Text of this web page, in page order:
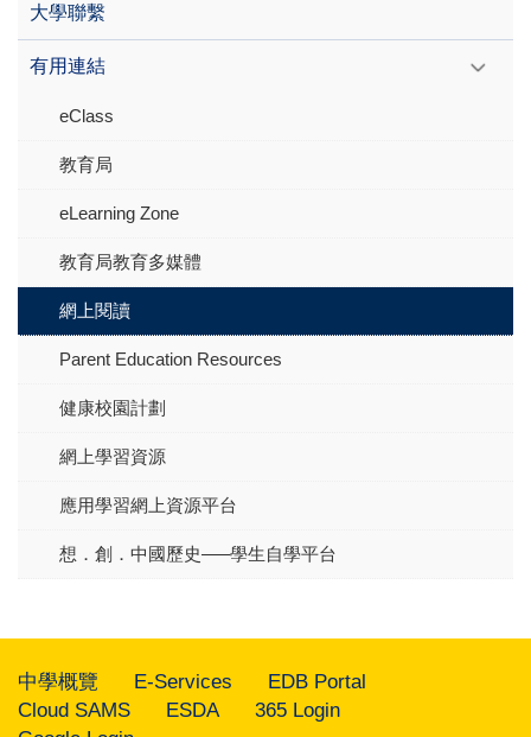
大學聯繫
有用連結
eClass
教育局
eLearning Zone
教育局教育多媒體
網上閱讀
Parent Education Resources
健康校園計劃
網上學習資源
應用學習網上資源平台
想．創．中國歷史–––學生自學平台
中學概覽 E-Services
EDB Portal
Cloud SAMS
ESDA
365 Login